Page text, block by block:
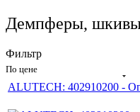
Демпферы,
Фильтр
По цене
ALUTECH: 402910200 -